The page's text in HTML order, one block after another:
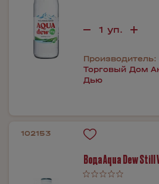
Производитель:
Торговый Дом
Дью
102153
Вода Aqua Dew